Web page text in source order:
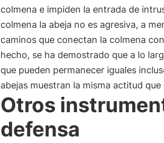
colmena e impiden la entrada de
colmena la abeja no es agresiva, a
caminos que conectan la colmena
hecho, se ha demostrado que a lo
que pueden permanecer iguales
abejas muestran la misma actitud
Otros
defensa